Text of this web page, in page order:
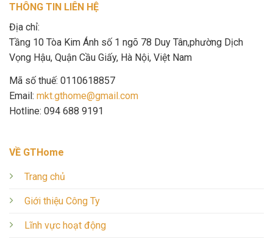
THÔNG TIN LIÊN HỆ
Địa chỉ:
Tầng 10 Tòa Kim Ánh số 1 ngõ 78 Duy Tân,phường Dịch
Vọng Hậu, Quận Cầu Giấy, Hà Nội, Việt Nam
Mã số thuế: 0110618857
Email: mkt.gthome@gmail.com
Hotline: 094 688 9191
VỀ GTHome
Trang chủ
Giới thiệu Công Ty
Lĩnh vực hoạt động